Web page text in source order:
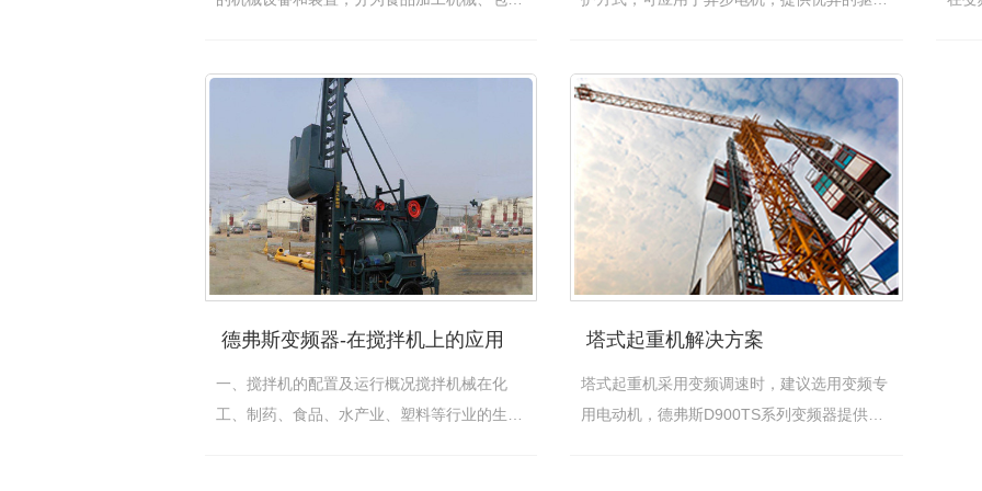
德弗斯变频器-在搅拌机上的应用
一、搅拌机的配置及运行概况搅拌机械在化
工、制药、食品、水产业、塑料等行业的生产
塔式起重机解决方案
塔式起重机采用变频调速时，建议选用变频专
用电动机，德弗斯D900TS系列变频器提供起